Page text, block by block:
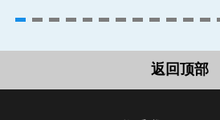
返回顶部